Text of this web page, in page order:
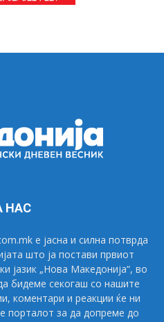
НАС
е јасна и силна потврда
што ја постави првиот
јазик „Нова Македонија“, во
бидеме секогаш со нашите
коментари и реакции ќе ни
порталот за да допреме до